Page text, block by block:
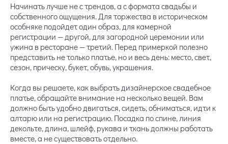
Начинать лучше не с трендов, а с формата свадьбы и
собственного ощущения. Для торжества в историческом
особняке подойдет один образ, для камерной
регистрации — другой, для загородной церемонии или
ужина в ресторане — третий. Перед примеркой полезно
представить не только платье, но и весь день: место, свет,
сезон, прическу, букет, обувь, украшения.
Когда вы решаете, как выбрать дизайнерское свадебное
платье, обращайте внимание на несколько вещей. Вам
должно быть удобно двигаться, сидеть, обниматься, идти к
алтарю или на регистрацию. Посадка по спине, линия
декольте, длина, шлейф, рукава и ткань должны работать
вместе, а не существовать отдельно.